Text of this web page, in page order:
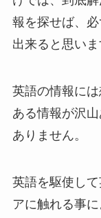
報を探せば、
出来ると思いま
英語の情報に
ある情報が沢
ありません。
英語を駆使し
アに触れる事